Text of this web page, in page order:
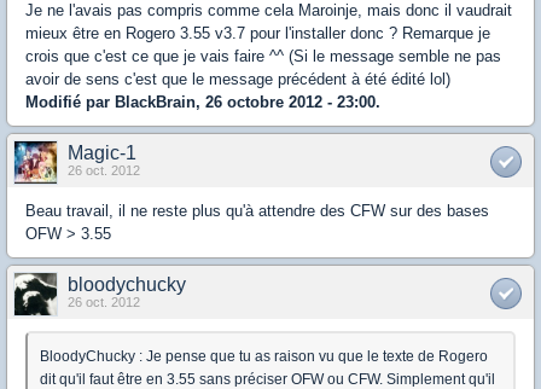
Je ne l'avais pas compris comme cela Maroinje, mais donc il vaudrait
mieux être en Rogero 3.55 v3.7 pour l'installer donc ? Remarque je
crois que c'est ce que je vais faire ^^ (Si le message semble ne pas
avoir de sens c'est que le message précédent à été édité lol)
Modifié par BlackBrain, 26 octobre 2012 - 23:00.
Magic-1
26 oct. 2012
Beau travail, il ne reste plus qu'à attendre des CFW sur des bases
OFW > 3.55
bloodychucky
26 oct. 2012
BloodyChucky : Je pense que tu as raison vu que le texte de Rogero
dit qu'il faut être en 3.55 sans préciser OFW ou CFW. Simplement qu'il